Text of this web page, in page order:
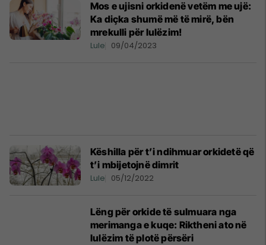
Mos e ujisni orkidenë vetëm me ujë:
Ka diçka shumë më të mirë, bën
mrekulli për lulëzim!
Lule 09/04/2023
Këshilla për t’i ndihmuar orkidetë që
t’i mbijetojnë dimrit
Lule 05/12/2022
Lëng për orkide të sulmuara nga
merimanga e kuqe: Riktheni ato në
lulëzim të plotë përsëri